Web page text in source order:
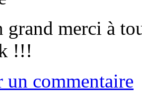
grand merci à
!!!
commentaire